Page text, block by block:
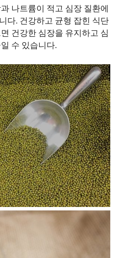
나트륨이 적고 심장 질환에
다. 건강하고 균형 잡힌 식단
건강한 심장을 유지하고 심
수 있습니다.